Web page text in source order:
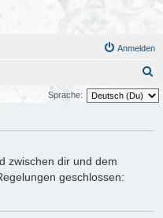
Anmelden
u
Sprache:
zwischen dir und dem
geschlossen: